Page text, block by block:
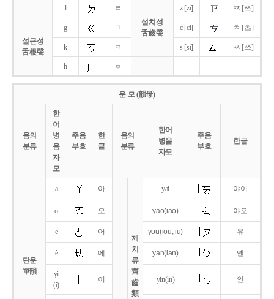
l
ㄹ
설치성
舌齒聲
z [zi] ㅉ [쯔]
설근성
舌根聲
g ㄱ c [ci] ㅊ [츠]
k ㅋ s [si] ㅆ [쓰]
h ㅎ
운 모 (韻母)
음의
분류
한
어
병
음
자
모
주음
부호
한
글
음의
분류
한어
병음
자모
주음
부호
한글
단운
單韻
a 아
제
치
류
齊
齒
類
yai 야이
o 오 yao(iao) 야오
e 어 you(iou,iu) 유
ê 에 yan(ian) 옌
yi
(i)
이 yin(in) 인